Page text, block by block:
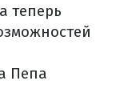
теперь
Пепа